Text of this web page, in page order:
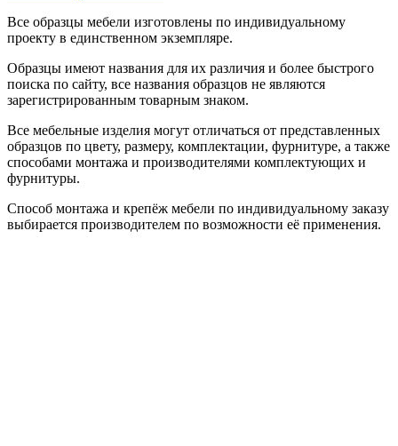
Все образцы мебели изготовлены по индивидуальному
проекту в единственном экземпляре.
Образцы имеют названия для их различия и более быстрого
поиска по сайту, все названия образцов не являются
зарегистрированным товарным знаком.
Все мебельные изделия могут отличаться от представленных
образцов по цвету, размеру, комплектации, фурнитуре, а также
способами монтажа и производителями комплектующих и
фурнитуры.
Способ монтажа и крепёж мебели по индивидуальному заказу
выбирается производителем по возможности её применения.